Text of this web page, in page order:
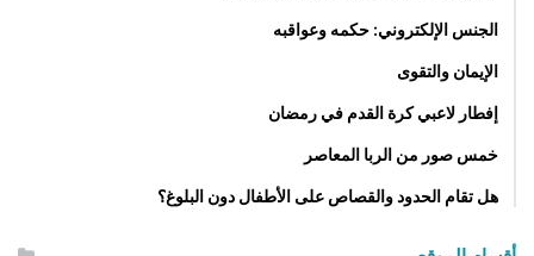
الجنس الإلكتروني: حكمه وعواقبه
الإيمان والتقوى
إفطار لاعبي كرة القدم في رمضان
خمس صور من الربا المعاصر
هل تقام الحدود والقصاص على الأطفال دون البلوغ؟